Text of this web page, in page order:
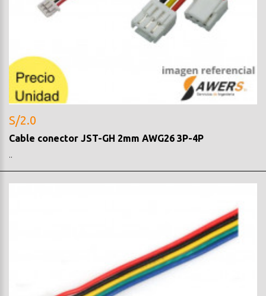
S/2.0
Cable conector JST-GH 2mm AWG26 3P-4P
..